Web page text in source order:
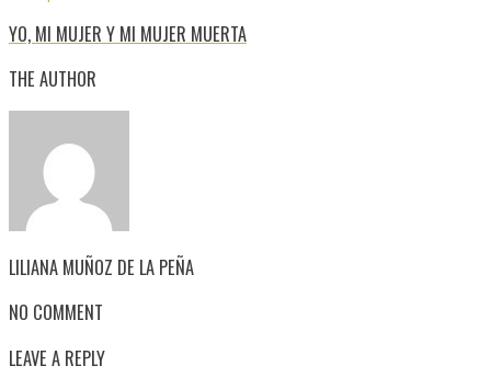
YO, MI MUJER Y MI MUJER MUERTA
THE AUTHOR
LILIANA MUÑOZ DE LA PEÑA
NO COMMENT
LEAVE A REPLY